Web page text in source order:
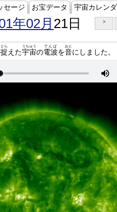
セージ お宝データ 宇宙カレン
年02月 21日 >
捉
とら
えた宇宙
うちゅう
の電波
でんぱ
を音
おと
にしました。